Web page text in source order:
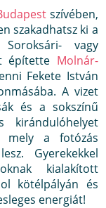
szívében,
szakadhatsz ki a
vagy
építette Molnár-
Fekete István
A vizet
és a sokszínű
kirándulóhelyet
mely a fotózás
Gyerekekkel
kialakított
kötélpályán és
energiát!